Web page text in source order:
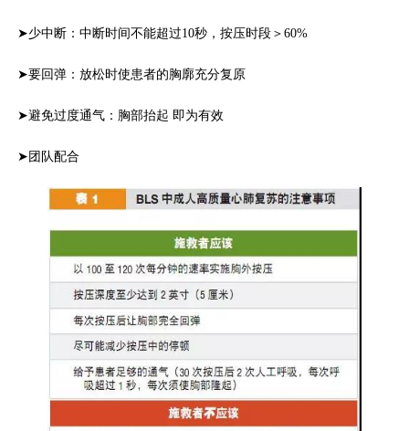
➤少中断：中断时间不能超过10秒，按压时段＞60%
➤要回弹：放松时使患者的胸廓充分复原
➤避免过度通气：胸部抬起 即为有效
➤团队配合